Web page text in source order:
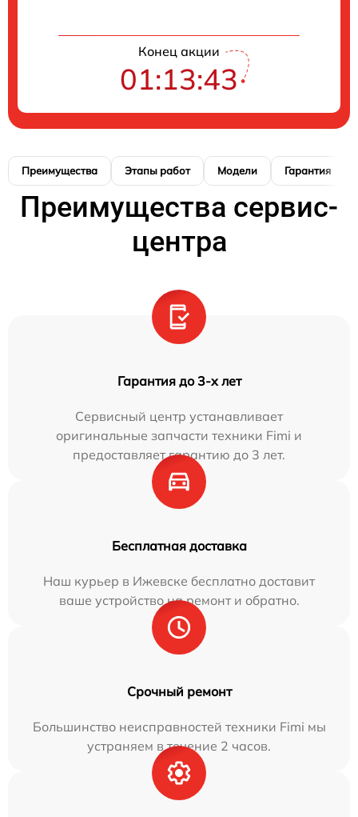
Конец акции
01:13:42
Преимущества Этапы работ Модели Гарантия
Преимущества сервис-
центра
Гарантия до 3-х лет
Сервисный центр устанавливает
оригинальные запчасти техники Fimi и
предоставляет гарантию до 3 лет.
Бесплатная доставка
Наш курьер в Ижевске бесплатно доставит
ваше устройство на ремонт и обратно.
Срочный ремонт
Большинство неисправностей техники Fimi мы
устраняем в течение 2 часов.